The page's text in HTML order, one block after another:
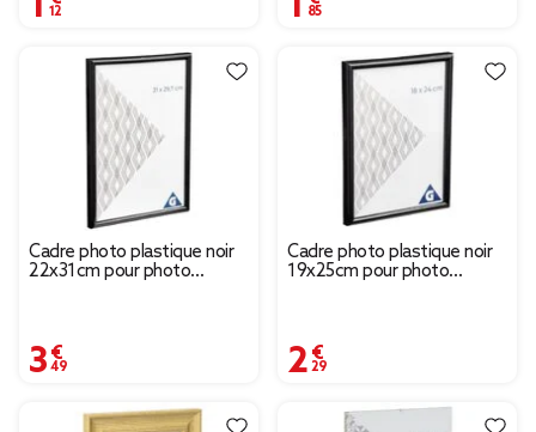
Cadre photo plastique noir
22x31cm pour photo
3,49 €
Cadre photo plastique noir
19x25cm pour photo
2,29 €